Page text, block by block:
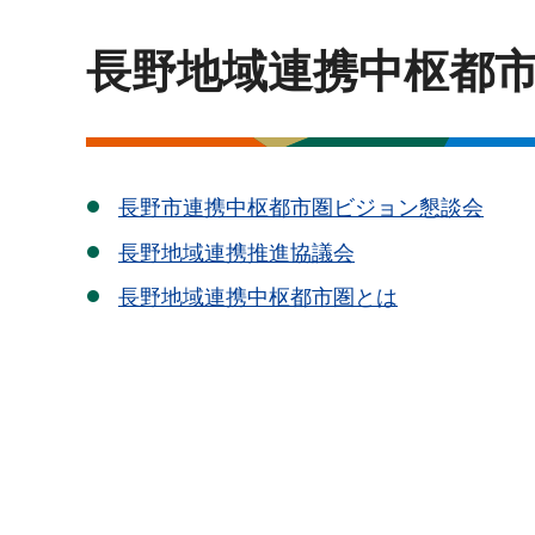
長野地域連携中枢都
長野市連携中枢都市圏ビジョン懇談会
長野地域連携推進協議会
長野地域連携中枢都市圏とは